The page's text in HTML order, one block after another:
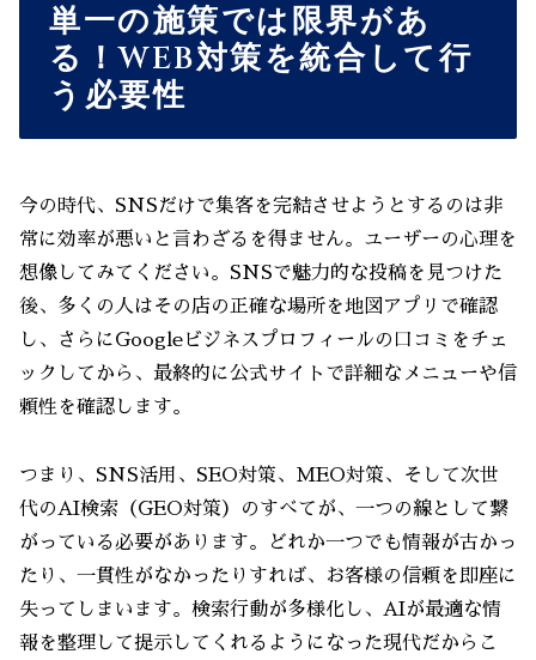
単一の施策では限界があ
る！WEB対策を統合して行
う必要性
今の時代、SNSだけで集客を完結させようとするのは非
常に効率が悪いと言わざるを得ません。ユーザーの心理を
想像してみてください。SNSで魅力的な投稿を見つけた
後、多くの人はその店の正確な場所を地図アプリで確認
し、さらにGoogleビジネスプロフィールの口コミをチェ
ックしてから、最終的に公式サイトで詳細なメニューや信
頼性を確認します。
つまり、SNS活用、SEO対策、MEO対策、そして次世
代のAI検索（GEO対策）のすべてが、一つの線として繋
がっている必要があります。どれか一つでも情報が古かっ
たり、一貫性がなかったりすれば、お客様の信頼を即座に
失ってしまいます。検索行動が多様化し、AIが最適な情
報を整理して提示してくれるようになった現代だからこ